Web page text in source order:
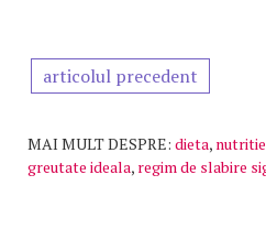
articolul precedent
MAI MULT DESPRE: dieta, nutritie
greutate ideala, regim de slabire